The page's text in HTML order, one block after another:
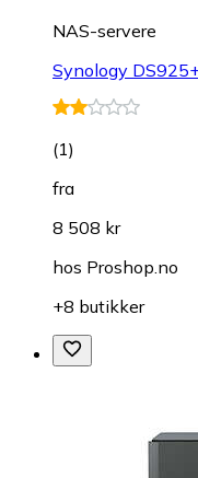
NAS-servere
Synology
(1)
fra
8 508 kr
hos Proshop.no
+8 butikker